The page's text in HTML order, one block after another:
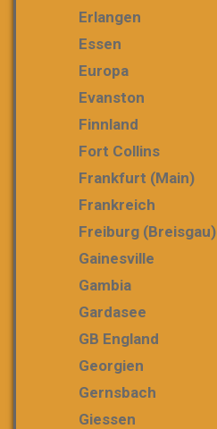
Erlangen
Essen
Europa
Evanston
Finnland
Fort Collins
Frankfurt (Main)
Frankreich
Freiburg (Breisgau)
Gainesville
Gambia
Gardasee
GB England
Georgien
Gernsbach
Giessen